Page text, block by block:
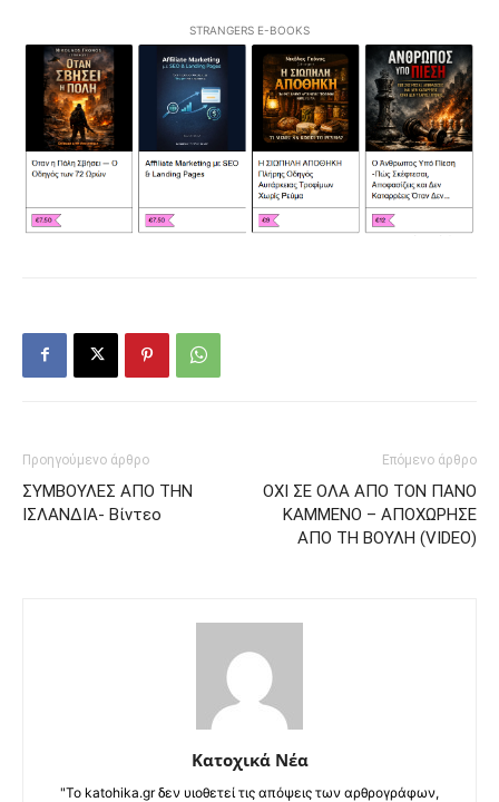
STRANGERS E-BOOKS
Προηγούμενο άρθρο
ΣΥΜΒΟΥΛΕΣ ΑΠΟ ΤΗΝ
ΙΣΛΑΝΔΙΑ- Βίντεο
Επόμενο άρθρο
ΟΧΙ ΣΕ ΟΛΑ ΑΠΟ ΤΟΝ ΠΑΝΟ
ΚΑΜΜΕΝΟ – ΑΠΟΧΩΡΗΣΕ
ΑΠΟ ΤΗ ΒΟΥΛΗ (VIDEO)
Κατοχικά Νέα
"Το katohika.gr δεν υιοθετεί τις απόψεις των αρθρογράφων,